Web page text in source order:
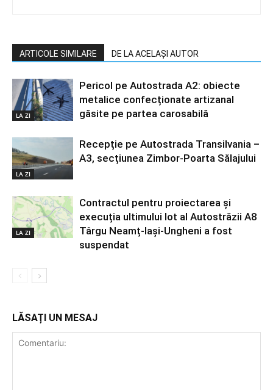
ARTICOLE SIMILARE DE LA ACELAȘI AUTOR
LA ZI
Pericol pe Autostrada A2: obiecte
metalice confecționate artizanal
găsite pe partea carosabilă
LA ZI
Recepție pe Autostrada Transilvania –
A3, secțiunea Zimbor-Poarta Sălajului
LA ZI
Contractul pentru proiectarea și
execuția ultimului lot al Autostrăzii A8
Târgu Neamț-Iași-Ungheni a fost
suspendat
LĂSAȚI UN MESAJ